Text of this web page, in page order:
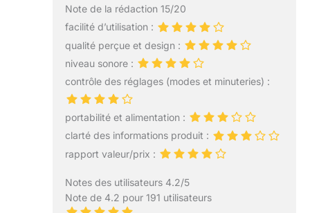
Note de la rédaction 15/20
facilité d’utilisation :
qualité perçue et design :
niveau sonore :
contrôle des réglages (modes et minuteries) :
portabilité et alimentation :
clarté des informations produit :
rapport valeur/prix :
Notes des utilisateurs 4.2/5
Note de 4.2 pour 191 utilisateurs